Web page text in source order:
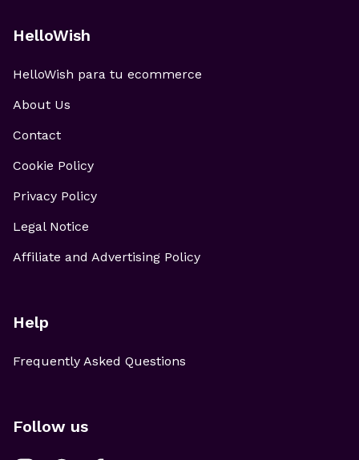
HelloWish
HelloWish para tu ecommerce
About Us
Contact
Cookie Policy
Privacy Policy
Legal Notice
Affiliate and Advertising Policy
Help
Frequently Asked Questions
Follow us